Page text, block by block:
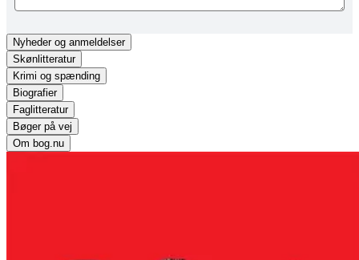
Nyhederog anmeldelser
Skønlitteratur
Krimi og spænding
Biografier
Faglitteratur
Bøger på vej
Om bog.nu